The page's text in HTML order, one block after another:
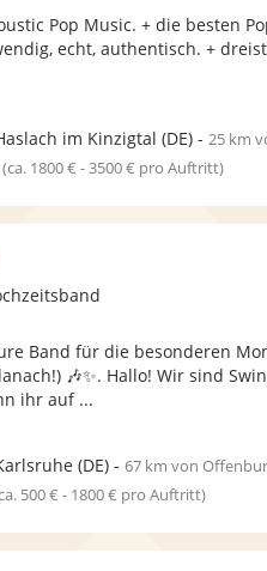
Pop Music. + die besten
echt, authentisch. +
im Kinzigtal (DE)- 25 km
(ca. 1800 € - 3500 € pro Auftritt)
Band für die besonderen
🎶✨. Hallo! Wir sind
ihr auf ...
(DE)- 67 km von
500 € - 1800 € pro Auftritt)